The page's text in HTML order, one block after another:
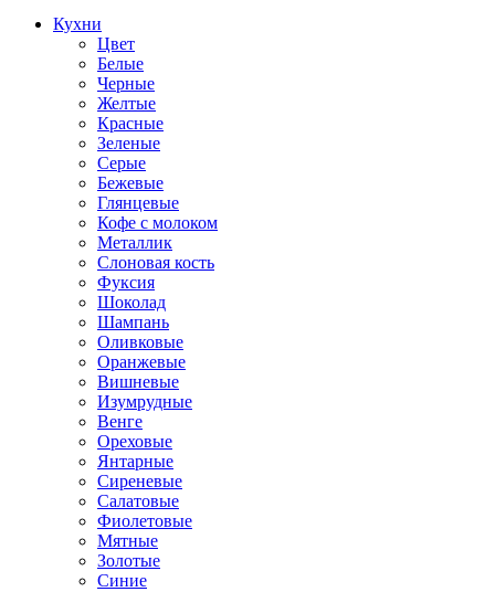
Кухни
Цвет
Белые
Черные
Желтые
Красные
Зеленые
Серые
Бежевые
Глянцевые
Кофе с молоком
Металлик
Слоновая кость
Фуксия
Шоколад
Шампань
Оливковые
Оранжевые
Вишневые
Изумрудные
Венге
Ореховые
Янтарные
Сиреневые
Салатовые
Фиолетовые
Мятные
Золотые
Синие